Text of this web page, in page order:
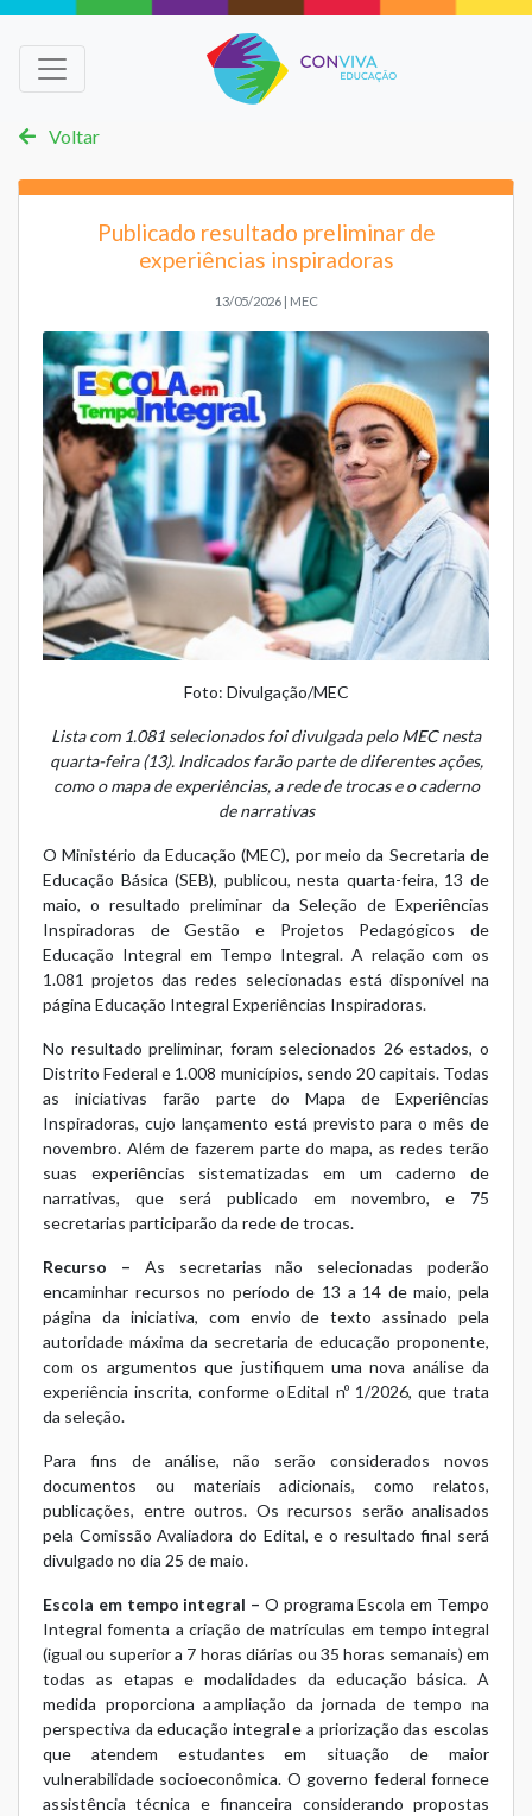
Voltar
Publicado resultado preliminar de
experiências inspiradoras
13/05/2026 | MEC
Foto: Divulgação/MEC
Lista com 1.081 selecionados foi divulgada pelo MEC nesta
quarta-feira (13). Indicados farão parte de diferentes ações,
como o mapa de experiências, a rede de trocas e o caderno
de narrativas
O Ministério da Educação (MEC), por meio da Secretaria de
Educação Básica (SEB), publicou, nesta quarta-feira, 13 de
maio, o resultado preliminar da Seleção de Experiências
Inspiradoras de Gestão e Projetos Pedagógicos de
Educação Integral em Tempo Integral. A relação com os
1.081 projetos das redes selecionadas está disponível na
página Educação Integral Experiências Inspiradoras.
No resultado preliminar, foram selecionados 26 estados, o
Distrito Federal e 1.008 municípios, sendo 20 capitais. Todas
as iniciativas farão parte doMapa de Experiências
Inspiradoras, cujo lançamento está previsto para o mês de
novembro. Além de fazerem parte do mapa, as redes terão
suas experiências sistematizadas em um caderno de
narrativas, que será publicado em novembro, e 75
secretarias participarão da rede de trocas.
Recurso – As secretarias não selecionadas poderão
encaminhar recursos no período de 13 a 14 de maio, pela
página da iniciativa, com envio de texto assinado pela
autoridade máxima da secretaria de educação proponente,
com os argumentos que justifiquem uma nova análise da
experiência inscrita, conforme oEdital nº 1/2026, que trata
da seleção.
Para fins de análise, não serão considerados novos
documentos ou materiais adicionais, como relatos,
publicações, entre outros. Os recursos serão analisados
pela Comissão Avaliadora do Edital, e o resultado final será
divulgado no dia 25 de maio.
Escola em tempo integral – O programa Escola em Tempo
Integral fomenta a criação de matrículas em tempo integral
(igual ou superior a 7 horas diárias ou 35 horas semanais) em
todas as etapas e modalidades da educação básica. A
medida proporciona a ampliação da jornada de tempo na
perspectiva da educação integral e a priorização das escolas
que atendem estudantes em situação de maior
vulnerabilidade socioeconômica. O governo federal fornece
assistência técnica e financeira considerando propostas